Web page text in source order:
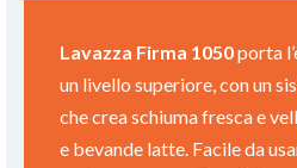
Lavazza Firma 1050porta
un livello superiore, con un
che crea schiuma fresca e
e bevande latte. Facile da